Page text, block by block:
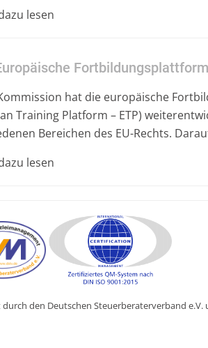
lesen
hat die europäische
Training Platform – ETP)
Bereichen des EU-Rechts.
lesen
den Deutschen Steuerberaterverband